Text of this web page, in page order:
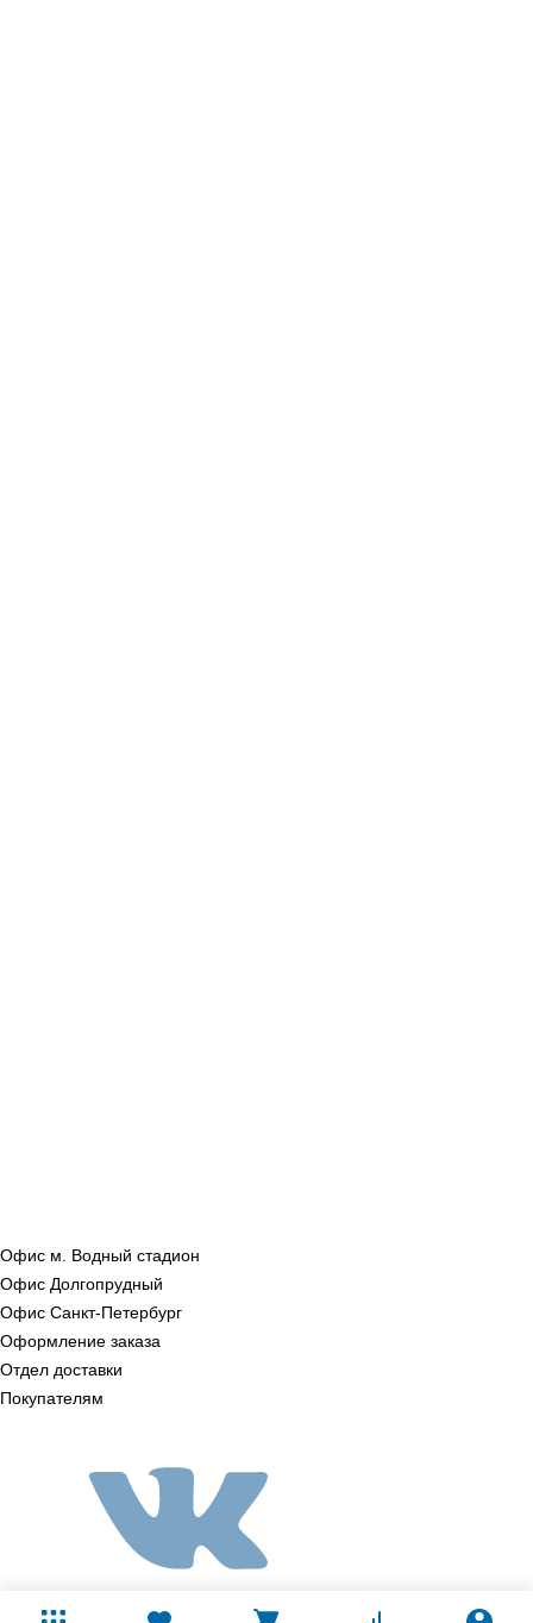
Офис м. Водный стадион
Офис Долгопрудный
Офис Санкт‑Петербург
Оформление заказа
Отдел доставки
Покупателям